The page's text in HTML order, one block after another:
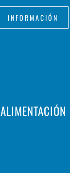
INFORMACIÓN
ALIMENTACIÓN